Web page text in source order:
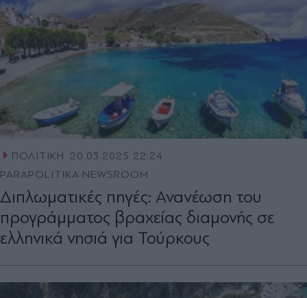
ΠΟΛΙΤΙΚΗ
20.03.2025 22:24
PARAPOLITIKA NEWSROOM
Διπλωματικές πηγές: Ανανέωση του
προγράμματος βραχείας διαμονής σε
ελληνικά νησιά για Τούρκους